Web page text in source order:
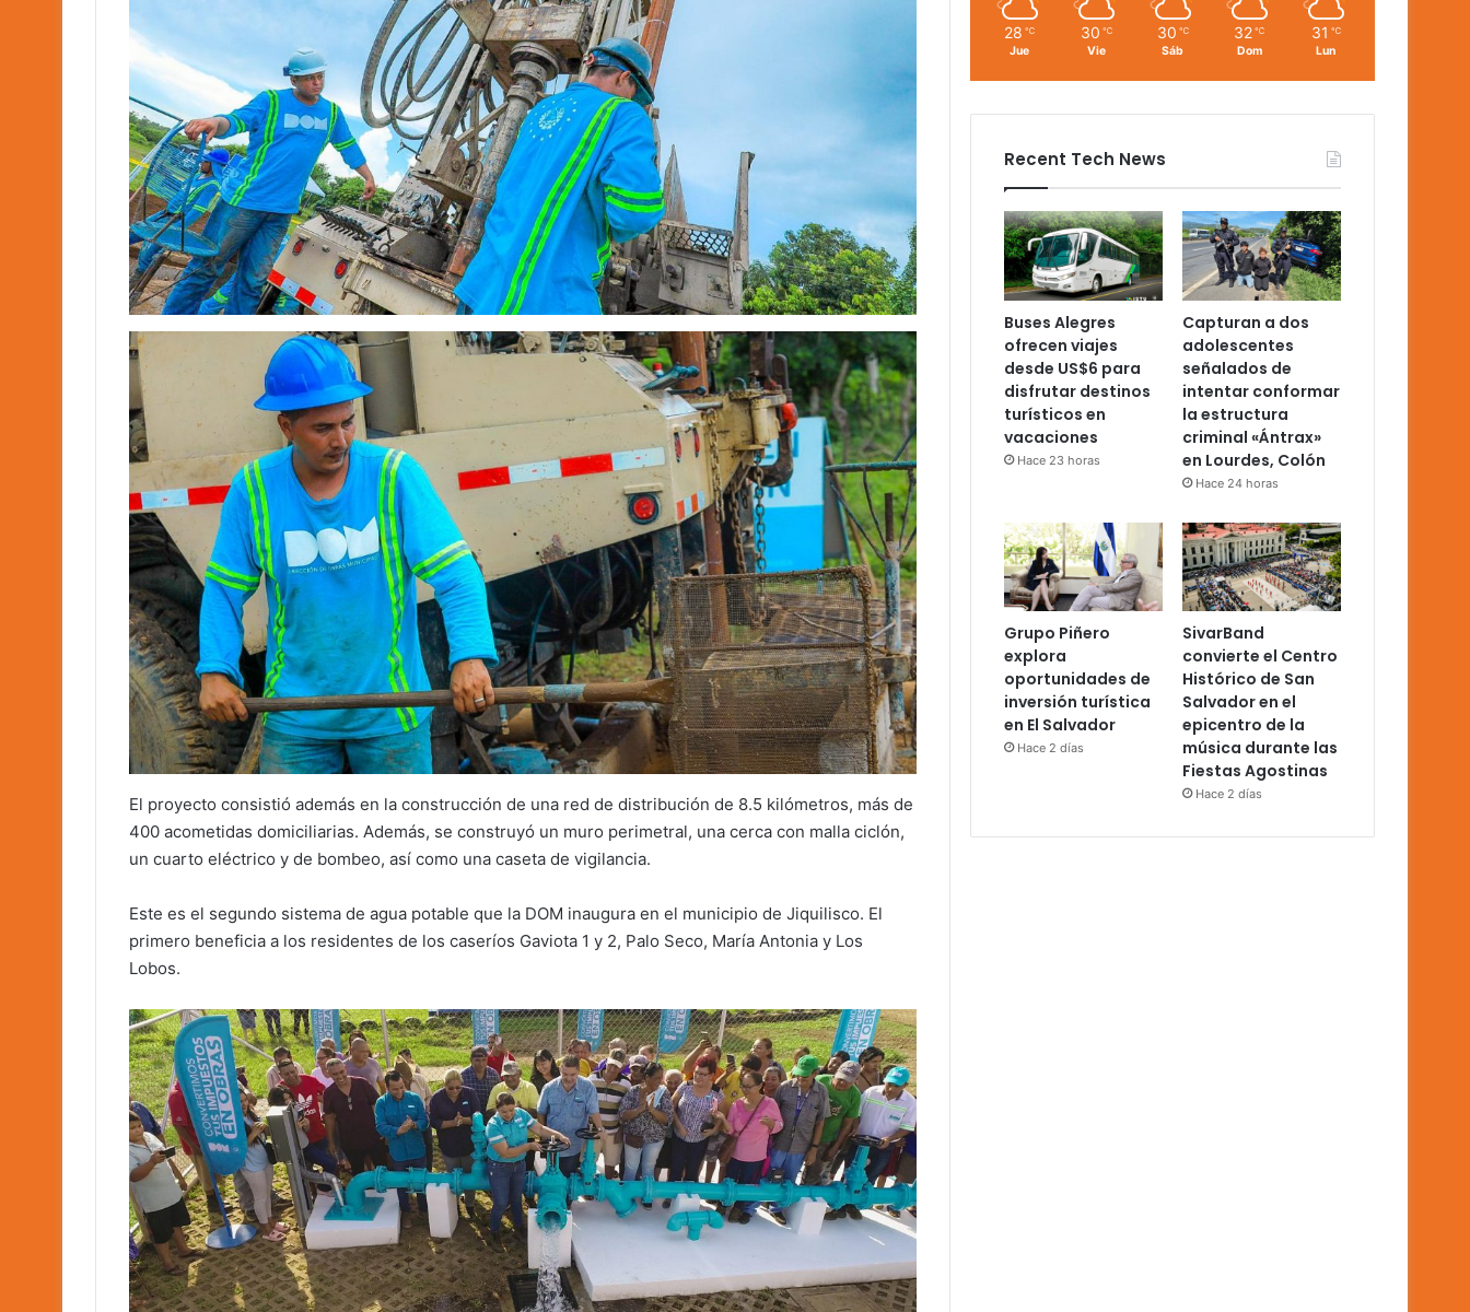
El proyecto consistió además en la construcción de una red de distribución de 8.5 kilómetros, más de
400 acometidas domiciliarias. Además, se construyó un muro perimetral, una cerca con malla ciclón,
un cuarto eléctrico y de bombeo, así como una caseta de vigilancia.
Este es el segundo sistema de agua potable que la DOM inaugura en el municipio de Jiquilisco. El
primero beneficia a los residentes de los caseríos Gaviota 1 y 2, Palo Seco, María Antonia y Los
Lobos.
28 ℃
Jue
30 ℃
Vie
30 ℃
Sáb
32 ℃
Dom
31 ℃
Lun
Recent Tech News
Buses Alegres
ofrecen viajes
desde US$6 para
disfrutar destinos
turísticos en
vacaciones
Hace 23 horas
Capturan a dos
adolescentes
señalados de
intentar conformar
la estructura
criminal «Ántrax»
en Lourdes, Colón
Hace 24 horas
Grupo Piñero
explora
oportunidades de
inversión turística
en El Salvador
Hace 2 días
SivarBand
convierte el Centro
Histórico de San
Salvador en el
epicentro de la
música durante las
Fiestas Agostinas
Hace 2 días